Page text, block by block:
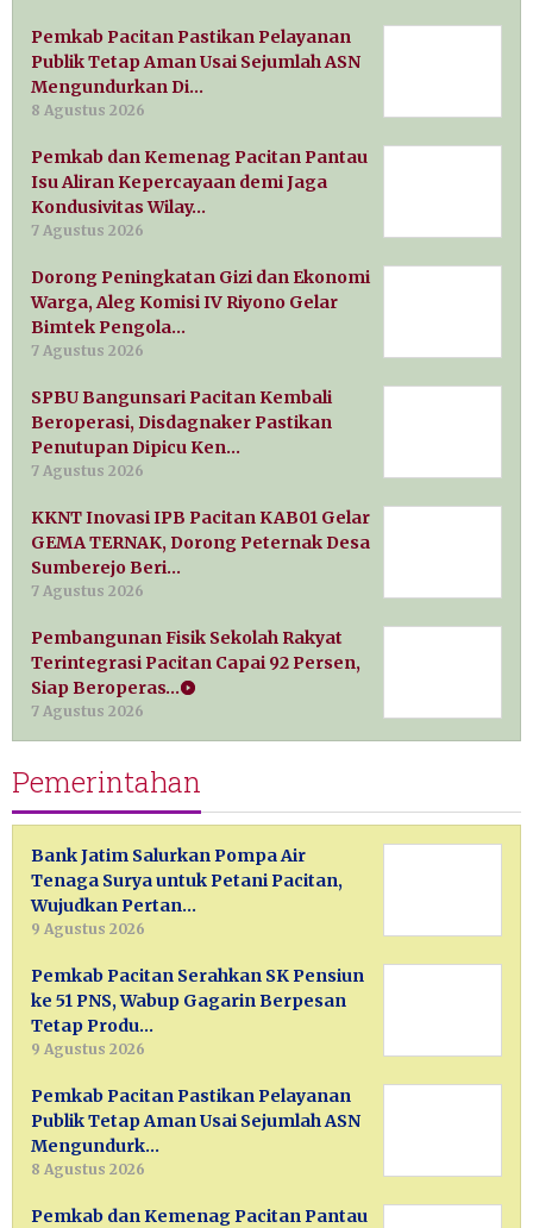
Pemkab Pacitan Pastikan Pelayanan
Publik Tetap Aman Usai Sejumlah ASN
Mengundurkan Di…
8 Agustus 2026
Pemkab dan Kemenag Pacitan Pantau
Isu Aliran Kepercayaan demi Jaga
Kondusivitas Wilay…
7 Agustus 2026
Dorong Peningkatan Gizi dan Ekonomi
Warga, Aleg Komisi IV Riyono Gelar
Bimtek Pengola…
7 Agustus 2026
SPBU Bangunsari Pacitan Kembali
Beroperasi, Disdagnaker Pastikan
Penutupan Dipicu Ken…
7 Agustus 2026
KKNT Inovasi IPB Pacitan KAB01 Gelar
GEMA TERNAK, Dorong Peternak Desa
Sumberejo Beri…
7 Agustus 2026
Pembangunan Fisik Sekolah Rakyat
Terintegrasi Pacitan Capai 92 Persen,
Siap Beroperas…
7 Agustus 2026
Pemerintahan
Bank Jatim Salurkan Pompa Air
Tenaga Surya untuk Petani Pacitan,
Wujudkan Pertan…
9 Agustus 2026
Pemkab Pacitan Serahkan SK Pensiun
ke 51 PNS, Wabup Gagarin Berpesan
Tetap Produ…
9 Agustus 2026
Pemkab Pacitan Pastikan Pelayanan
Publik Tetap Aman Usai Sejumlah ASN
Mengundurk…
8 Agustus 2026
Pemkab dan Kemenag Pacitan Pantau